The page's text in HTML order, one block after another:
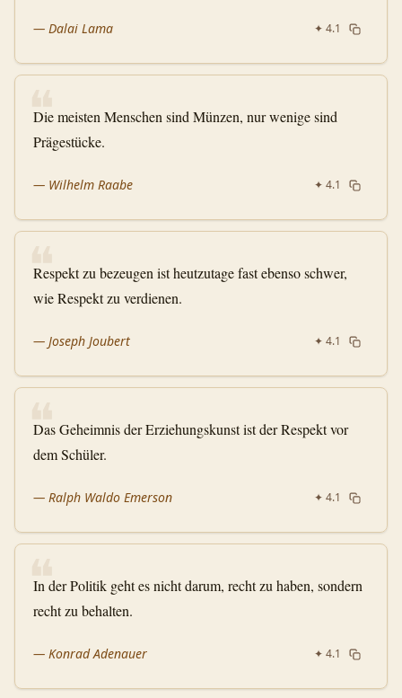
— Dalai Lama ✦ 4.1
❝
Die meisten Menschen sind Münzen, nur wenige sind
Prägestücke.
— Wilhelm Raabe ✦ 4.1
❝
Respekt zu bezeugen ist heutzutage fast ebenso schwer,
wie Respekt zu verdienen.
— Joseph Joubert ✦ 4.1
❝
Das Geheimnis der Erziehungskunst ist der Respekt vor
dem Schüler.
— Ralph Waldo Emerson ✦ 4.1
❝
In der Politik geht es nicht darum, recht zu haben, sondern
recht zu behalten.
— Konrad Adenauer ✦ 4.1